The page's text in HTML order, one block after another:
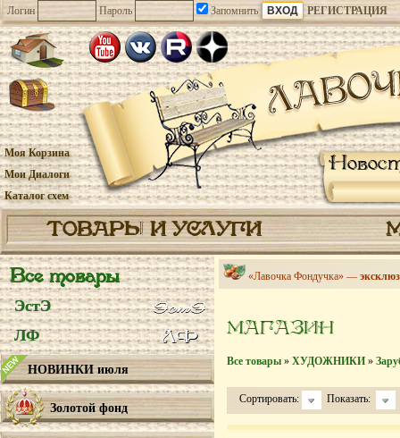
Логин Пароль Запомнить РЕГИСТРАЦИЯ
Моя Корзина
Мои Диалоги
Каталог схем
ТОВАРЫ И УСЛУГИ
Все товары
ЭстЭ
ЛФ
НОВИНКИ июля
Золотой фонд
«Лавочка Фондучка» —
МАГАЗИН
Все товары » ХУДОЖНИКИ »
Сортировать: Показать: